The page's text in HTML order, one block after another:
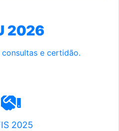
2026
consultas e certidão.
2025